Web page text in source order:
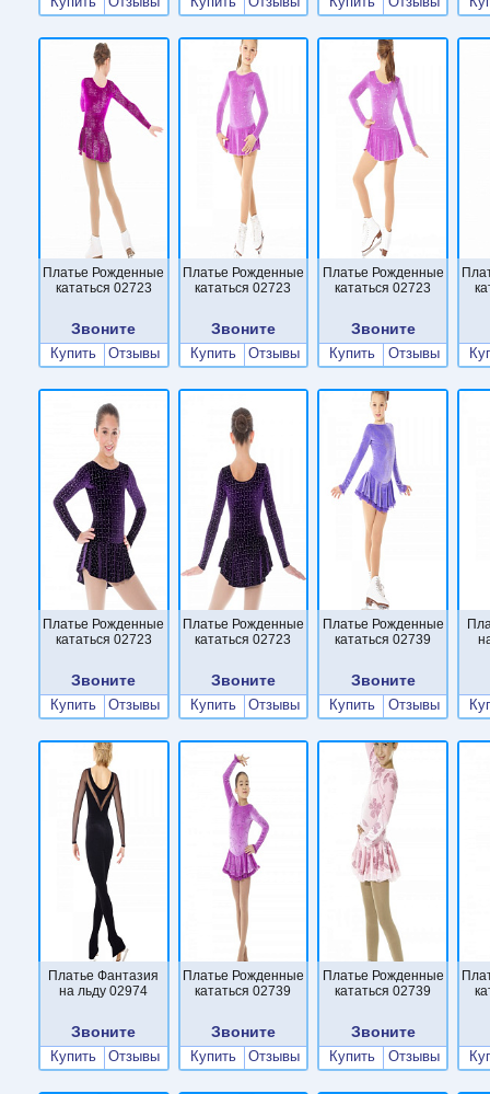
Платье Рожденные
кататься 02723
Звоните
Купить Отзывы
Платье Рожденные
кататься 02723
Звоните
Купить Отзывы
Платье Рожденные
кататься 02723
Звоните
Купить Отзывы
Платье Рожденные
кататься 02723
Звоните
Купить Отзывы
Платье Рожденные
кататься 02723
Звоните
Купить Отзывы
Платье Рожденные
кататься 02739
Звоните
Купить Отзывы
Платье Фантазия
на льду 02974
Звоните
Купить Отзывы
Платье Рожденные
кататься 02739
Звоните
Купить Отзывы
Платье Рожденные
кататься 02739
Звоните
Купить Отзывы